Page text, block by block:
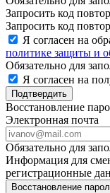
Запросить код
Запросить код
Я согласен на
политике защиты и
Обязательно для
Я согласен на
Подтвердить
Восстановление
Электронная почта
Обязательно для
Информация для
регистрационные
Восстановление